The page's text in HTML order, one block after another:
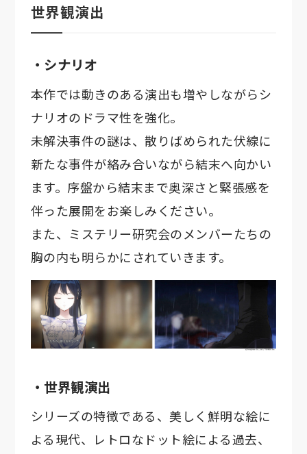
世界観演出
・シナリオ
本作では動きのある演出も増やしながらシ
ナリオのドラマ性を強化。
未解決事件の謎は、散りばめられた伏線に
新たな事件が絡み合いながら結末へ向かい
ます。序盤から結末まで奥深さと緊張感を
伴った展開をお楽しみください。
また、ミステリー研究会のメンバーたちの
胸の内も明らかにされていきます。
・世界観演出
シリーズの特徴である、美しく鮮明な絵に
よる現代、レトロなドット絵による過去、